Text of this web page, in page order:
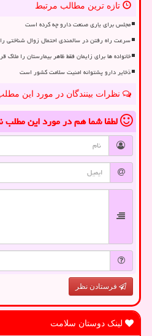
تازه ترین مطالب مرتبط
مجلس برای یاری صنعت دارو چه کرده است
سرعت راه رفتن در سالمندی احتمال زوال شناختی
خانواده ها برای زایمان فقط ظاهر بیمارستان را ملاک
ذخایر دارو پشتوانه امنیت سلامت کشور است
نظرات بینندگان در مورد این
لطفا شما همدر مورد این مطلب
فرستادن نظر
لینک دوستان سلامت